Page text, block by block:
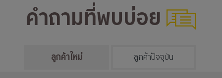
คำถามที่พบบ่อย
ลูกค้าใหม่ ลูกค้าปัจจุบัน